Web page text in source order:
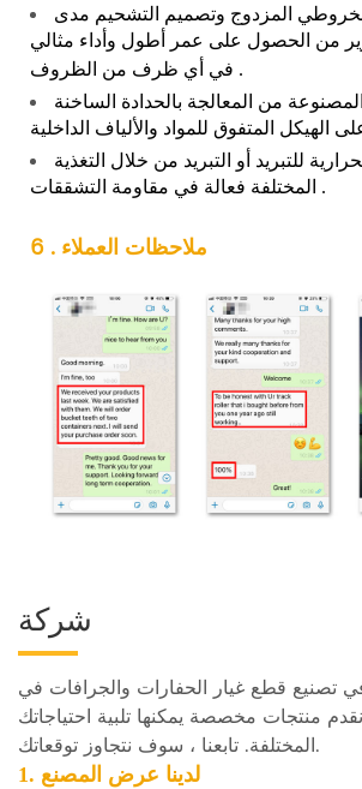
المزدوج وتصميم التشحيم مدى
من الحصول على عمر أطول وأداء مثالي
في أي ظرف من الظروف .
من المعالجة بالحدادة الساخنة
للتبريد أو التبريد من خلال التغذية
المختلفة فعالة في مقاومة التشققات .
6 . ملاحظات العملاء
شركة
قطع غيار الحفارات والجرافات في
منتجات مخصصة يمكنها تلبية احتياجاتك
المختلفة. تابعنا ، سوف نتجاوز توقعاتك.
1. لدينا عرض المصنع